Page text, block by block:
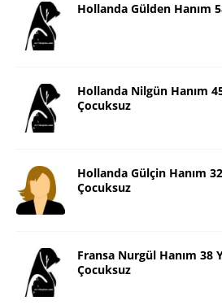
Hollanda Gülden Hanım
Hollanda Nilgün Hanım
Çocuksuz
Hollanda Gülçin Hanım
Çocuksuz
Fransa Nurgül Hanım 38
Çocuksuz